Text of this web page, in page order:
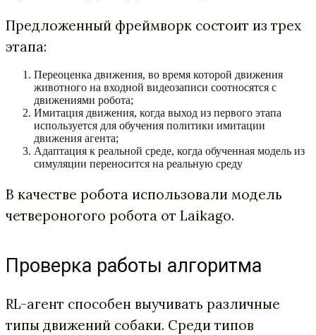
Предложенный фреймворк состоит из трех
этапа:
Переоценка движения, во время которой движения
животного на входной видеозаписи соотносятся с
движениями робота;
Имитация движения, когда выход из первого этапа
используется для обучения политики имитации
движения агента;
Адаптация к реальной среде, когда обученная модель из
симуляции переносится на реальную среду
В качестве робота использовали модель
четвероногого робота от Laikago.
Проверка работы алгоритма
RL-агент способен выучивать различные
типы движений собаки. Среди типов